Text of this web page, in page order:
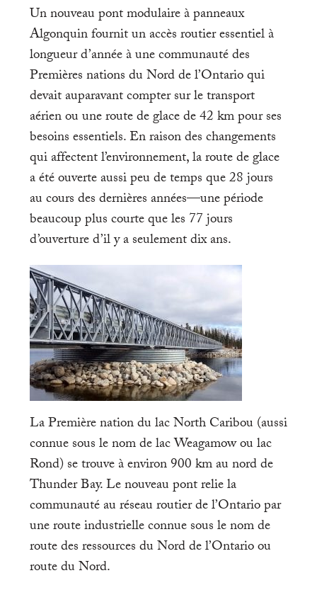
Un nouveau pont modulaire à panneaux
Algonquin fournit un accès routier essentiel à
longueur d’année à une communauté des
Premières nations du Nord de l’Ontario qui
devait auparavant compter sur le transport
aérien ou une route de glace de 42 km pour ses
besoins essentiels. En raison des changements
qui affectent l’environnement, la route de glace
a été ouverte aussi peu de temps que 28 jours
au cours des dernières années—une période
beaucoup plus courte que les 77 jours
d’ouverture d’il y a seulement dix ans.
La Première nation du lac North Caribou (aussi
connue sous le nom de lac Weagamow ou lac
Rond) se trouve à environ 900 km au nord de
Thunder Bay. Le nouveau pont relie la
communauté au réseau routier de l’Ontario par
une route industrielle connue sous le nom de
route des ressources du Nord de l’Ontario ou
route du Nord.